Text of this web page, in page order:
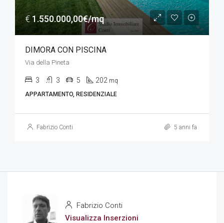
€1.550.000,00€/mq
DIMORA CON PISCINA
Via della Pineta
3 3 5 202 mq
APPARTAMENTO, RESIDENZIALE
Fabrizio Conti 5 anni fa
Fabrizio Conti
Visualizza Inserzioni